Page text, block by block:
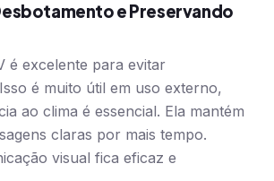
e Preservando
é excelente para evitar
é muito útil em uso externo,
ao clima é essencial. Ela mantém
claras por mais tempo.
visual fica eficaz e